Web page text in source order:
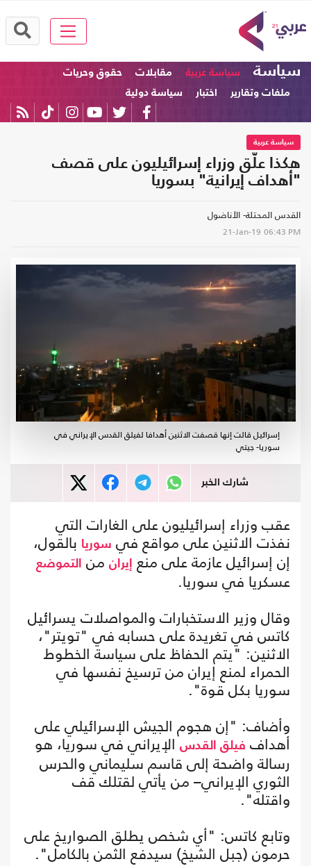
سياسة سياسة عربية مقابلات
حقوق وحريات
ملفات وتقارير
اختبار سياسة دولية
سياسة عربية
هكذا علّق وزراء إسرائيليون على قصف
"أهداف إيرانية" بسوريا
القدس المحتلة- الأناضول
21-Jan-19 06:43 PM
إسرائيل قالت إنها قصفت الاثنين أهدافا لفيلق القدس الإيراني في
سوريا- جيتي
شارك الخبر
عقب وزراء إسرائيليون على الغارات التي
نفذت الاثنين على مواقع في سوريا بالقول،
إن إسرائيل عازمة على منع
إيران من التموضع
عسكريا في سوريا.
وقال وزير الاستخبارات والمواصلات يسرائيل
كاتس في تغريدة على حسابه في "تويتر"،
الاثنين: "يتم الحفاظ على سياسة الخطوط
الحمراء لمنع إيران من ترسيخ نفسها في
سوريا بكل قوة".
وأضاف: "إن هجوم الجيش الإسرائيلي على
أهداف فيلق القدسالإيراني في سوريا، هو
رسالة واضحة إلى قاسم سليماني والحرس
الثوري الإيراني– من يأتي لقتلك قف
واقتله".
وتابع كاتس: "أي شخص يطلق الصواريخ على
حرمون (جبل الشيخ) سيدفع الثمن بالكامل".